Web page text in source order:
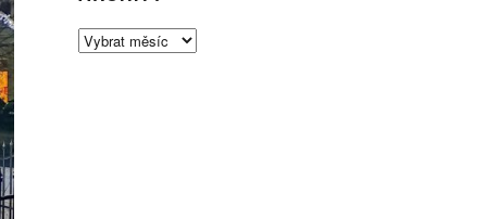
Archivy